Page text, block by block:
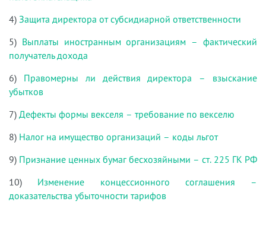
4) Защита директора от субсидиарной ответственности
5) Выплаты иностранным организациям – фактический
получатель дохода
6) Правомерны ли действия директора – взыскание
убытков
7) Дефекты формы векселя – требование по векселю
8) Налог на имущество организаций – коды льгот
9) Признание ценных бумаг бесхозяйными – ст. 225 ГК РФ
10) Изменение концессионного соглашения –
доказательства убыточности тарифов